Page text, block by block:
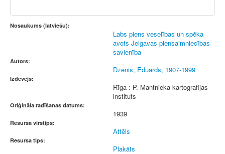
Nosaukums (latviešu):
Labs piens veselības un spēka
avots Jelgavas piensaimniecības
savienība
Autors:
Dzenis, Eduards, 1907-1999
Izdevējs:
Rīga : P. Mantnieka kartografijas
instituts
Oriģināla radīšanas datums:
1939
Resursa virstips:
Attēls
Resursa tips:
Plakāts